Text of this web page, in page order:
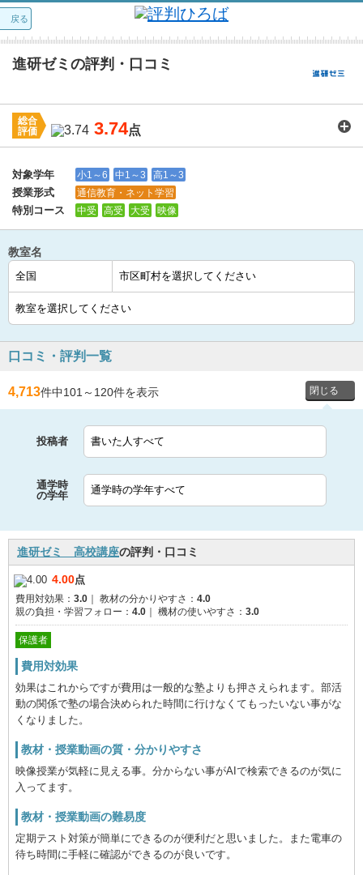
戻る
進研ゼミの評判・口コミ
総合
評価
3.74点
講師：3.8 カリキュラム：3.2 周りの環境：3.5
対象学年
小1～6 中1～3 高1～3
授業形式 通信教育・ネット学習
特別コース 中受 高受 大受 映像
教室名
口コミ・評判一覧
4,713件中101 ～ 120件を表示
投稿者
通学時
の学年
進研ゼミ 高校講座の評判・口コミ
4.00点
費用対効果： 3.0 教材の分かりやすさ： 4.0
親の負担・学習フォロー： 4.0 機材の使いやすさ： 3.0
保護者
費用対効果
効果はこれからですが費用は一般的な塾よりも押さえられます。部活
動の関係で塾の場合決められた時間に行けなくてもったいない事がな
くなりました。
教材・授業動画の質・分かりやすさ
映像授業が気軽に見える事。分からない事がAIで検索できるのが気に
入ってます。
教材・授業動画の難易度
定期テスト対策が簡単にできるのが便利だと思いました。また電車の
待ち時間に手軽に確認ができるのが良いです。